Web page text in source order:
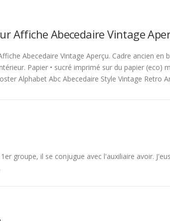
Affiche Abecedaire Vintage
Abecedaire Vintage Aperçu. Cadre ancien en
Papier • sucré imprimé sur du papier (eco)
Alphabet Abc Abecedaire Style Vintage Retro
groupe, il se conjugue avec l'auxiliaire avoir.